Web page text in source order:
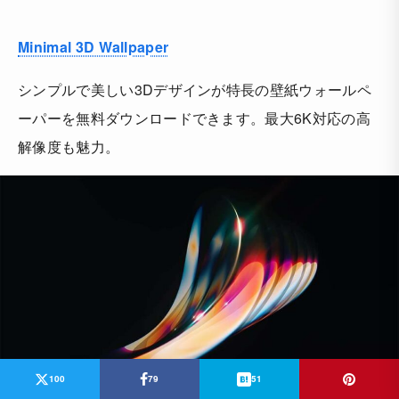
Minimal 3D Wallpaper
シンプルで美しい3Dデザインが特長の壁紙ウォールペ
ーパーを無料ダウンロードできます。最大6K対応の高
解像度も魅力。
100 79 51